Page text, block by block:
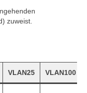
zuweist.
VLAN25 VLAN100